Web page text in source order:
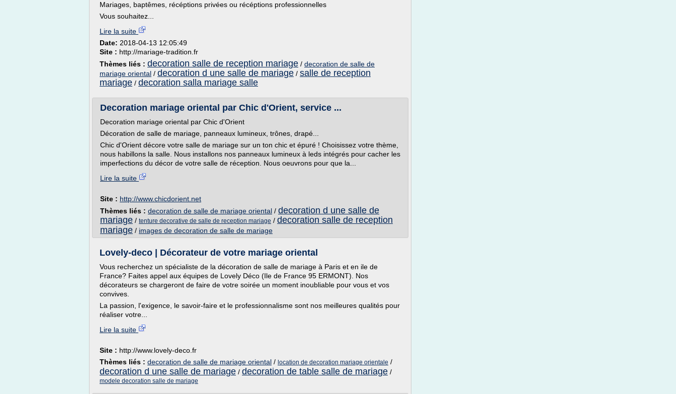
Mariages, baptêmes, récéptions privées ou récéptions professionnelles
Vous souhaitez...
Lire la suite
Date: 2018-04-13 12:05:49
Site : http://mariage-tradition.fr
Thèmes liés : decoration salle de reception mariage / decoration de salle de
mariage oriental / decoration d une salle de mariage / salle de reception
mariage / decoration salla mariage salle
Decoration mariage oriental par Chic d'Orient, service ...
Decoration mariage oriental par Chic d'Orient
Décoration de salle de mariage, panneaux lumineux, trônes, drapé...
Chic d'Orient décore votre salle de mariage sur un ton chic et épuré ! Choisissez votre thème,
nous habillons la salle. Nous installons nos panneaux lumineux à leds intégrés pour cacher les
imperfections du décor de votre salle de réception. Nous oeuvrons pour que la...
Lire la suite
Site : http://www.chicdorient.net
Thèmes liés : decoration de salle de mariage oriental / decoration d une salle de
mariage / tenture decorative de salle de reception mariage / decoration salle de reception
mariage / images de decoration de salle de mariage
Lovely-deco | Décorateur de votre mariage oriental
Vous recherchez un spécialiste de la décoration de salle de mariage à Paris et en ile de
France? Faites appel aux équipes de Lovely Déco (Ile de France 95 ERMONT). Nos
décorateurs se chargeront de faire de votre soirée un moment inoubliable pour vous et vos
convives.
La passion, l'exigence, le savoir-faire et le professionnalisme sont nos meilleures qualités pour
réaliser votre...
Lire la suite
Site : http://www.lovely-deco.fr
Thèmes liés : decoration de salle de mariage oriental / location de decoration mariage orientale /
decoration d une salle de mariage / decoration de table salle de mariage /
modele decoration salle de mariage